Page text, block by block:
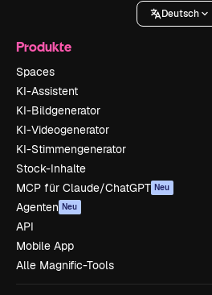
Deutsch
Produkte
Spaces
KI-Assistent
KI-Bildgenerator
KI-Videogenerator
KI-Stimmengenerator
Stock-Inhalte
MCP für Claude/ChatGPT Neu
Agenten Neu
API
Mobile App
Alle Magnific-Tools